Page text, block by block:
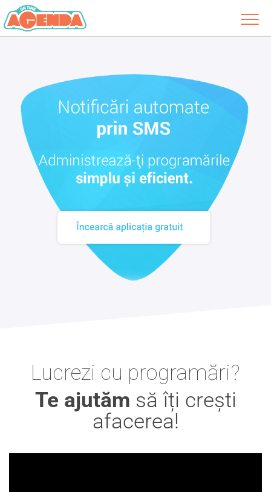
Lucrezi cu programări?
Te ajutăm să îți crești
afacerea!